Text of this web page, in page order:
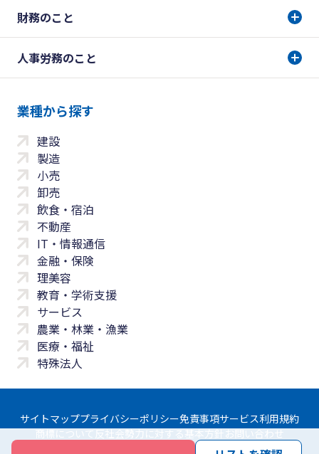
財務のこと
人事労務のこと
業種から探す
建設
製造
小売
卸売
飲食・宿泊
不動産
IT・情報通信
金融・保険
理美容
教育・学術支援
サービス
農業・林業・漁業
医療・福祉
特殊法人
サイトマッププライバシーポリシー免責事項サービス利用規約
商標について反社会勢力に対する基本方針お問い合わせ